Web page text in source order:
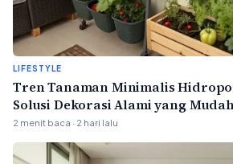
LIFESTYLE
Tren Tanaman Minimalis
Solusi Dekorasi Alami yang
2 menit baca · 2 hari lalu